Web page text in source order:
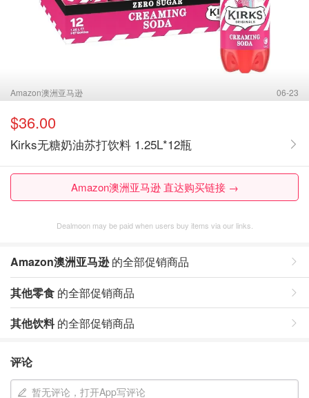
Amazon澳洲亚马逊 06-23
$36.00
Kirks无糖奶油苏打饮料 1.25L*12瓶
Amazon澳洲亚马逊 直达购买链接 →
Dealmoon may be paid when users buy items via our links.
Amazon澳洲亚马逊的全部促销商品
其他零食 的全部促销商品
其他饮料的全部促销商品
评论
暂无评论，打开App写评论